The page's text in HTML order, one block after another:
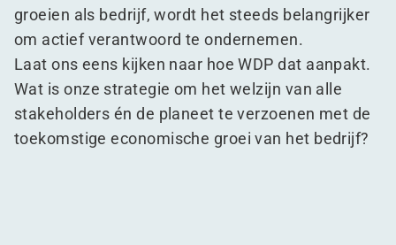
groeien als bedrijf, wordt het steeds belangrijker
om actief verantwoord te ondernemen.
Laat ons eens kijken naar hoe WDP dat aanpakt.
Wat is onze strategie om het welzijn van alle
stakeholders én de planeet te verzoenen met de
toekomstige economische groei van het bedrijf?